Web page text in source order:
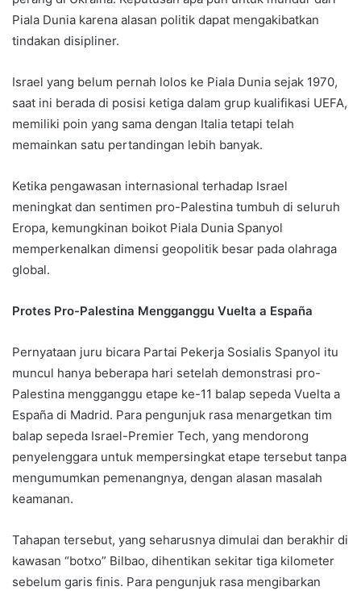
Piala Dunia karena alasan politik dapat mengakibatkan
tindakan disipliner.
Israel yang belum pernah lolos ke Piala Dunia sejak 1970,
saat ini berada di posisi ketiga dalam grup kualifikasi UEFA,
memiliki poin yang sama dengan Italia tetapi telah
memainkan satu pertandingan lebih banyak.
Ketika pengawasan internasional terhadap Israel
meningkat dan sentimen pro-Palestina tumbuh di seluruh
Eropa, kemungkinan boikot Piala Dunia Spanyol
memperkenalkan dimensi geopolitik besar pada olahraga
global.
Protes Pro-Palestina Mengganggu Vuelta a España
Pernyataan juru bicara Partai Pekerja Sosialis Spanyol itu
muncul hanya beberapa hari setelah demonstrasi pro-
Palestina mengganggu etape ke-11 balap sepeda Vuelta a
España di Madrid. Para pengunjuk rasa menargetkan tim
balap sepeda Israel-Premier Tech, yang mendorong
penyelenggara untuk mempersingkat etape tersebut tanpa
mengumumkan pemenangnya, dengan alasan masalah
keamanan.
Tahapan tersebut, yang seharusnya dimulai dan berakhir di
kawasan “botxo” Bilbao, dihentikan sekitar tiga kilometer
sebelum garis finis. Para pengunjuk rasa mengibarkan